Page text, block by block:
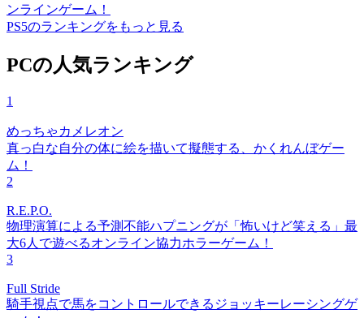
ンラインゲーム！
PS5のランキングをもっと見る
PCの人気ランキング
1
めっちゃカメレオン
真っ白な自分の体に絵を描いて擬態する、かくれんぼゲー
ム！
2
R.E.P.O.
物理演算による予測不能ハプニングが「怖いけど笑える」最
大6人で遊べるオンライン協力ホラーゲーム！
3
Full Stride
騎手視点で馬をコントロールできるジョッキーレーシングゲ